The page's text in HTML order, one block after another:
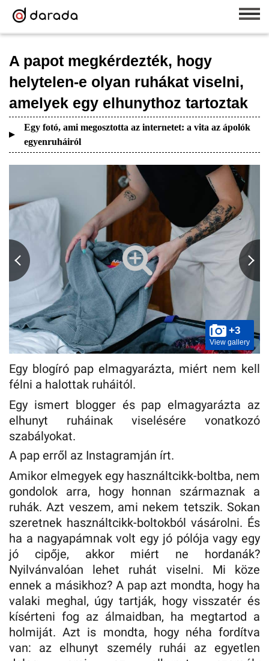
A papot megkérdezték, hogy
helytelen-e olyan ruhákat viselni,
amelyek egy elhunythoz tartoztak
Egy fotó, ami megosztotta az internetet: a vita az ápolók
egyenruháiról
+3
View gallery
Egy blogíró pap elmagyarázta, miért nem kell
félni a halottak ruháitól.
Egy ismert blogger és pap elmagyarázta az
elhunyt ruháinak viselésére vonatkozó
szabályokat.
A pap erről az Instagramján írt.
Amikor elmegyek egy használtcikk-boltba, nem
gondolok arra, hogy honnan származnak a
ruhák. Azt veszem, ami nekem tetszik. Sokan
szeretnek használtcikk-boltokból vásárolni. És
ha a nagyapámnak volt egy jó pólója vagy egy
jó cipője, akkor miért ne hordanák?
Nyilvánvalóan lehet ruhát viselni. Mi köze
ennek a másikhoz? A pap azt mondta, hogy ha
valaki meghal, úgy tartják, hogy visszatér és
kísérteni fog az álmaidban, ha megtartod a
holmiját. Azt is mondta, hogy néha fordítva
van: az elhunyt személy ruhái az egyetlen